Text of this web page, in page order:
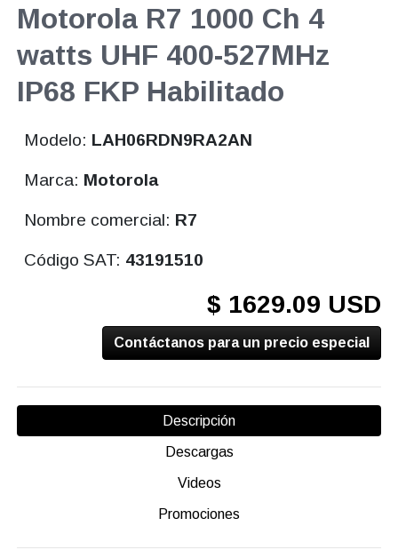
Motorola R7 1000 Ch 4
watts UHF 400-527MHz
IP68 FKP Habilitado
Modelo: LAH06RDN9RA2AN
Marca: Motorola
Nombre comercial: R7
Código SAT: 43191510
$ 1629.09 USD
Contáctanos para un precio especial
Descripción
Descargas
Videos
Promociones